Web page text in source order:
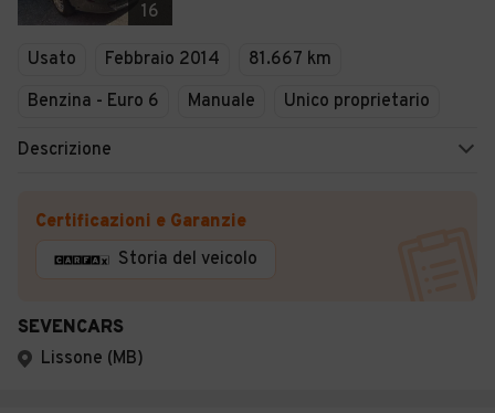
16
Usato Febbraio 2014
81.667 km
Benzina - Euro 6
Manuale Unico proprietario
Descrizione
Certificazioni e Garanzie
Storia del veicolo
SEVENCARS
Lissone (MB)